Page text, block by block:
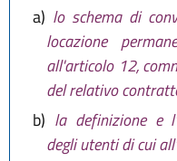
a) lo schema di
locazione
all'articolo 12,
del relativo
b) la definizione e
degli utenti di cui